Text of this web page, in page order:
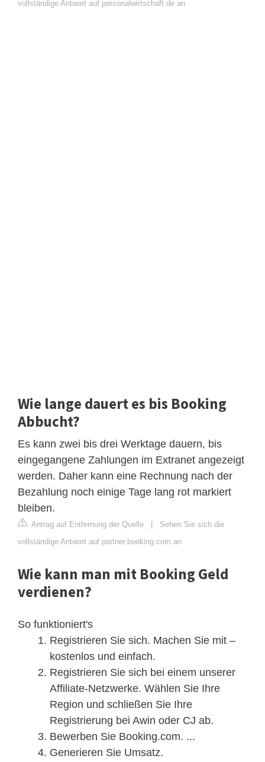
vollständige Antwort auf personalwirtschaft.de an
Wie lange dauert es bis Booking
Abbucht?
Es kann zwei bis drei Werktage dauern, bis
eingegangene Zahlungen im Extranet angezeigt
werden. Daher kann eine Rechnung nach der
Bezahlung noch einige Tage lang rot markiert
bleiben.
Antrag auf Entfernung der Quelle | Sehen Sie sich die
vollständige Antwort auf partner.booking.com an
Wie kann man mit Booking Geld
verdienen?
So funktioniert's
Registrieren Sie sich. Machen Sie mit –
kostenlos und einfach.
Registrieren Sie sich bei einem unserer
Affiliate-Netzwerke. Wählen Sie Ihre
Region und schließen Sie Ihre
Registrierung bei Awin oder CJ ab.
Bewerben Sie Booking.com. ...
Generieren Sie Umsatz.